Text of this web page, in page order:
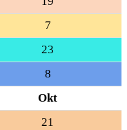
7
23
8
Okt
21